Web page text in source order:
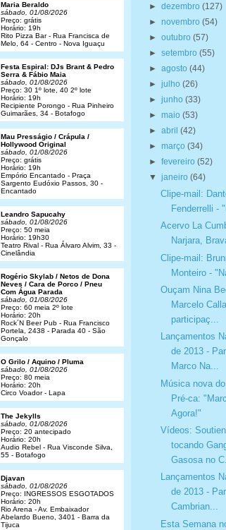
► dezembro (127)
► novembro (54)
► outubro (57)
► setembro (55)
► agosto (44)
► julho (26)
► junho (33)
► maio (53)
► abril (42)
► março (34)
► fevereiro (52)
▼ janeiro (64)
Clipe-mail:
Fenderrelli -
Acervo La
Narjara,
Clipe-mail:
Monteiro -
Ouçam Nina
Marcelo
participaç...
Lançamentos
de 2013 -
Marco Na...
Música nova
Pré-ca:
Agora!"
Vídeos:
tocando
Gasosa no
Lançamentos
de 2013 -
Cambrian...
Esta Semana
Maria Beraldo
sábado, 01/08/2026
Preço: grátis
Horário: 19h
Rito Pizza Bar - Rua Francisca de
Melo, 64 - Centro - Nova Iguaçu
Festa Espiral: DJs Brant & Pedro
Serra & Fábio Maia
sábado, 01/08/2026
Preço: 30 1º lote, 40 2º lote
Horário: 19h
Recipiente Porongo - Rua Pinheiro
Guimarães, 34 - Botafogo
Mau Presságio / Crápula /
Hollywood Original
sábado, 01/08/2026
Preço: grátis
Horário: 19h
Empório Encantado - Praça
Sargento Eudóxio Passos, 30 -
Encantado
Leandro Sapucahy
sábado, 01/08/2026
Preço: 50 meia
Horário: 19h30
Teatro Rival - Rua Álvaro Alvim, 33 -
Cinelândia
Rogério Skylab / Netos de Dona
Neves / Cara de Porco / Pneu
Com Água Parada
sábado, 01/08/2026
Preço: 60 meia 2º lote
Horário: 20h
Rock´N Beer Pub - Rua Francisco
Portela, 2438 - Parada 40 - São
Gonçalo
O Grilo / Aquino / Pluma
sábado, 01/08/2026
Preço: 80 meia
Horário: 20h
Circo Voador - Lapa
The Jekylls
sábado, 01/08/2026
Preço: 20 antecipado
Horário: 20h
Audio Rebel - Rua Visconde Silva,
55 - Botafogo
Djavan
sábado, 01/08/2026
Preço: INGRESSOS ESGOTADOS
Horário: 20h
Rio Arena - Av. Embaixador
Abelardo Bueno, 3401 - Barra da
Tijuca